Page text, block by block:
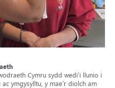
Cymru sydd wedi’i llunio i
ymgysylltu, y mae’r diolch am